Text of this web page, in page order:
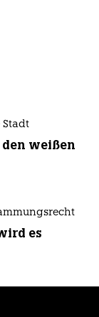
Stadt
den weißen
es